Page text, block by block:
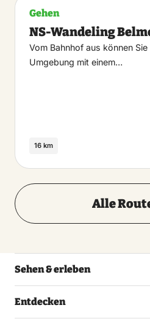
Gehen
NS-Wandeling
Vom Bahnhof aus können Sie
Umgebung mit einem…
16 km
Alle
Sehen & erleben
Entdecken